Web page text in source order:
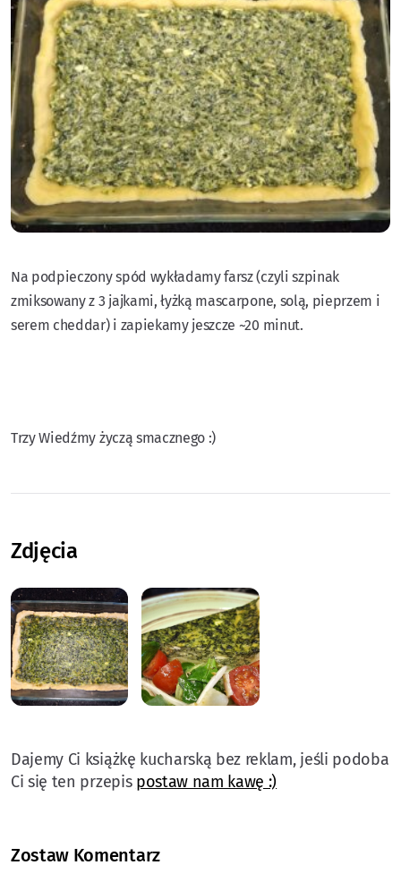
Na podpieczony spód wykładamy farsz (czyli szpinak
zmiksowany z 3 jajkami, łyżką mascarpone, solą, pieprzem i
serem cheddar) i zapiekamy jeszcze ~20 minut.
Trzy Wiedźmy życzą smacznego :)
Zdjęcia
postaw nam kawę :)
Zostaw Komentarz